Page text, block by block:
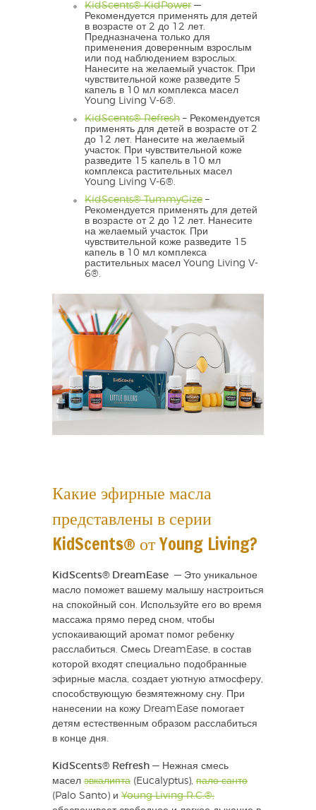
KidScents® KidPower —
Рекомендуется применять для детей
в возрасте от 2 до 12 лет.
Предназначена только для
применения доверенным взрослым
или под наблюдением взрослых.
Нанесите на желаемый участок. При
чувствительной коже разведите 5
капель в 10 мл комплекса масел
Young Living V-6®.
KidScents® Refresh – Рекомендуется
применять для детей в возрасте от 2
до 12 лет. Нанесите на желаемый
участок. При чувствительной коже
разведите 15 капель в 10 мл
комплекса растительных масел
Young Living V-6®.
KidScents® TummyGize –
Рекомендуется применять для детей
в возрасте от 2 до 12 лет. Нанесите
на желаемый участок. При
чувствительной коже разведите 15
капель в 10 мл комплекса
растительных масел Young Living V-
6®.
Какие эфирные масла
представлены в серии
KidScents® от Young Living?
KidScents® DreamEase — Это уникальное
масло поможет вашему малышу настроиться
на спокойный сон. Используйте его во время
массажа прямо перед сном, чтобы
успокаивающий аромат помог ребенку
расслабиться. Смесь DreamEase, в состав
которой входят специально подобранные
эфирные масла, создает уютную атмосферу,
способствующую безмятежному сну. При
нанесении на кожу DreamEase помогает
детям естественным образом расслабиться
в конце дня.
KidScents® Refresh — Нежная смесь
масел эвкалипта (Eucalyptus), пало санто
(Palo Santo) и Young Living R.C.®,